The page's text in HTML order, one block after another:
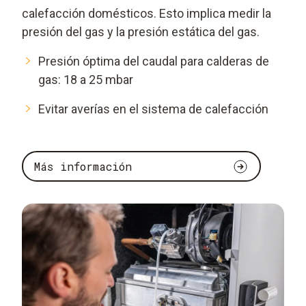
calefacción domésticos. Esto implica medir la
presión del gas y la presión estática del gas.
Presión óptima del caudal para calderas de
gas: 18 a 25 mbar
Evitar averías en el sistema de calefacción
Más información